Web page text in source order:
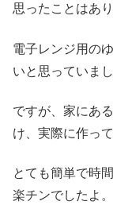
思ったことはあ
電子レンジ用の
いと思っていまし
ですが、家にあ
け、実際に作っ
とても簡単で時
楽チンでしたよ。